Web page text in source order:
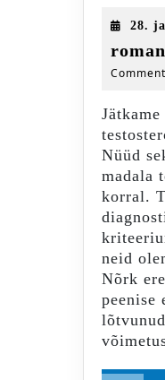
28.
Comment
Nüüd
madala
korral.
neid
Nõrk
peenise